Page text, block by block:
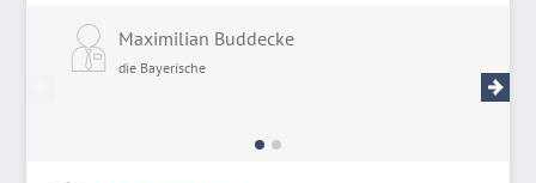
Maximilian Buddecke
die Bayerische